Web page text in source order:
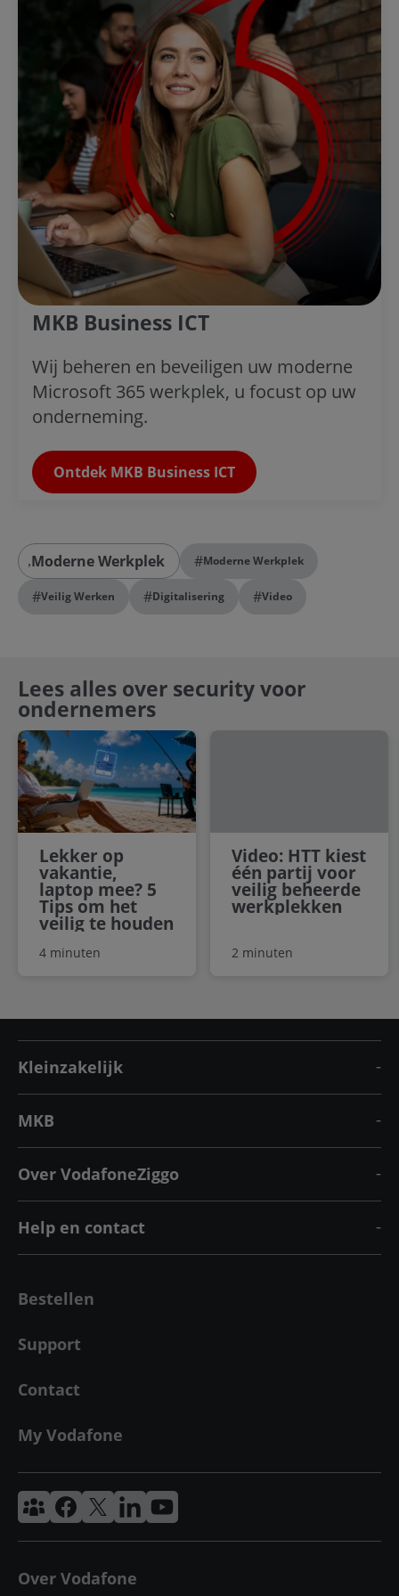
MKB Business ICT
Wij beheren en beveiligen uw moderne
Microsoft 365 werkplek, u focust op uw
onderneming.
Ontdek MKB Business ICT
Moderne Werkplek #Moderne Werkplek
#Veilig Werken #Digitalisering #Video
Lees alles over security voor
ondernemers
Lekker op
vakantie,
laptop mee? 5
Tips om het
veilig te houden
4 minuten
Video: HTT kiest
één partij voor
veilig beheerde
werkplekken
2 minuten
Kleinzakelijk
MKB
Over VodafoneZiggo
Help en contact
Bestellen
Support
Contact
My Vodafone
Vodafone & Ziggo Community
Vodafone Facebook
Vodafone X
VodafoneZiggo LinkedIn
Vodafone YouTube
Over Vodafone